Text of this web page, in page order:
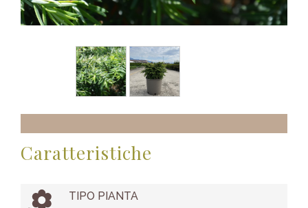
Caratteristiche
TIPO PIANTA